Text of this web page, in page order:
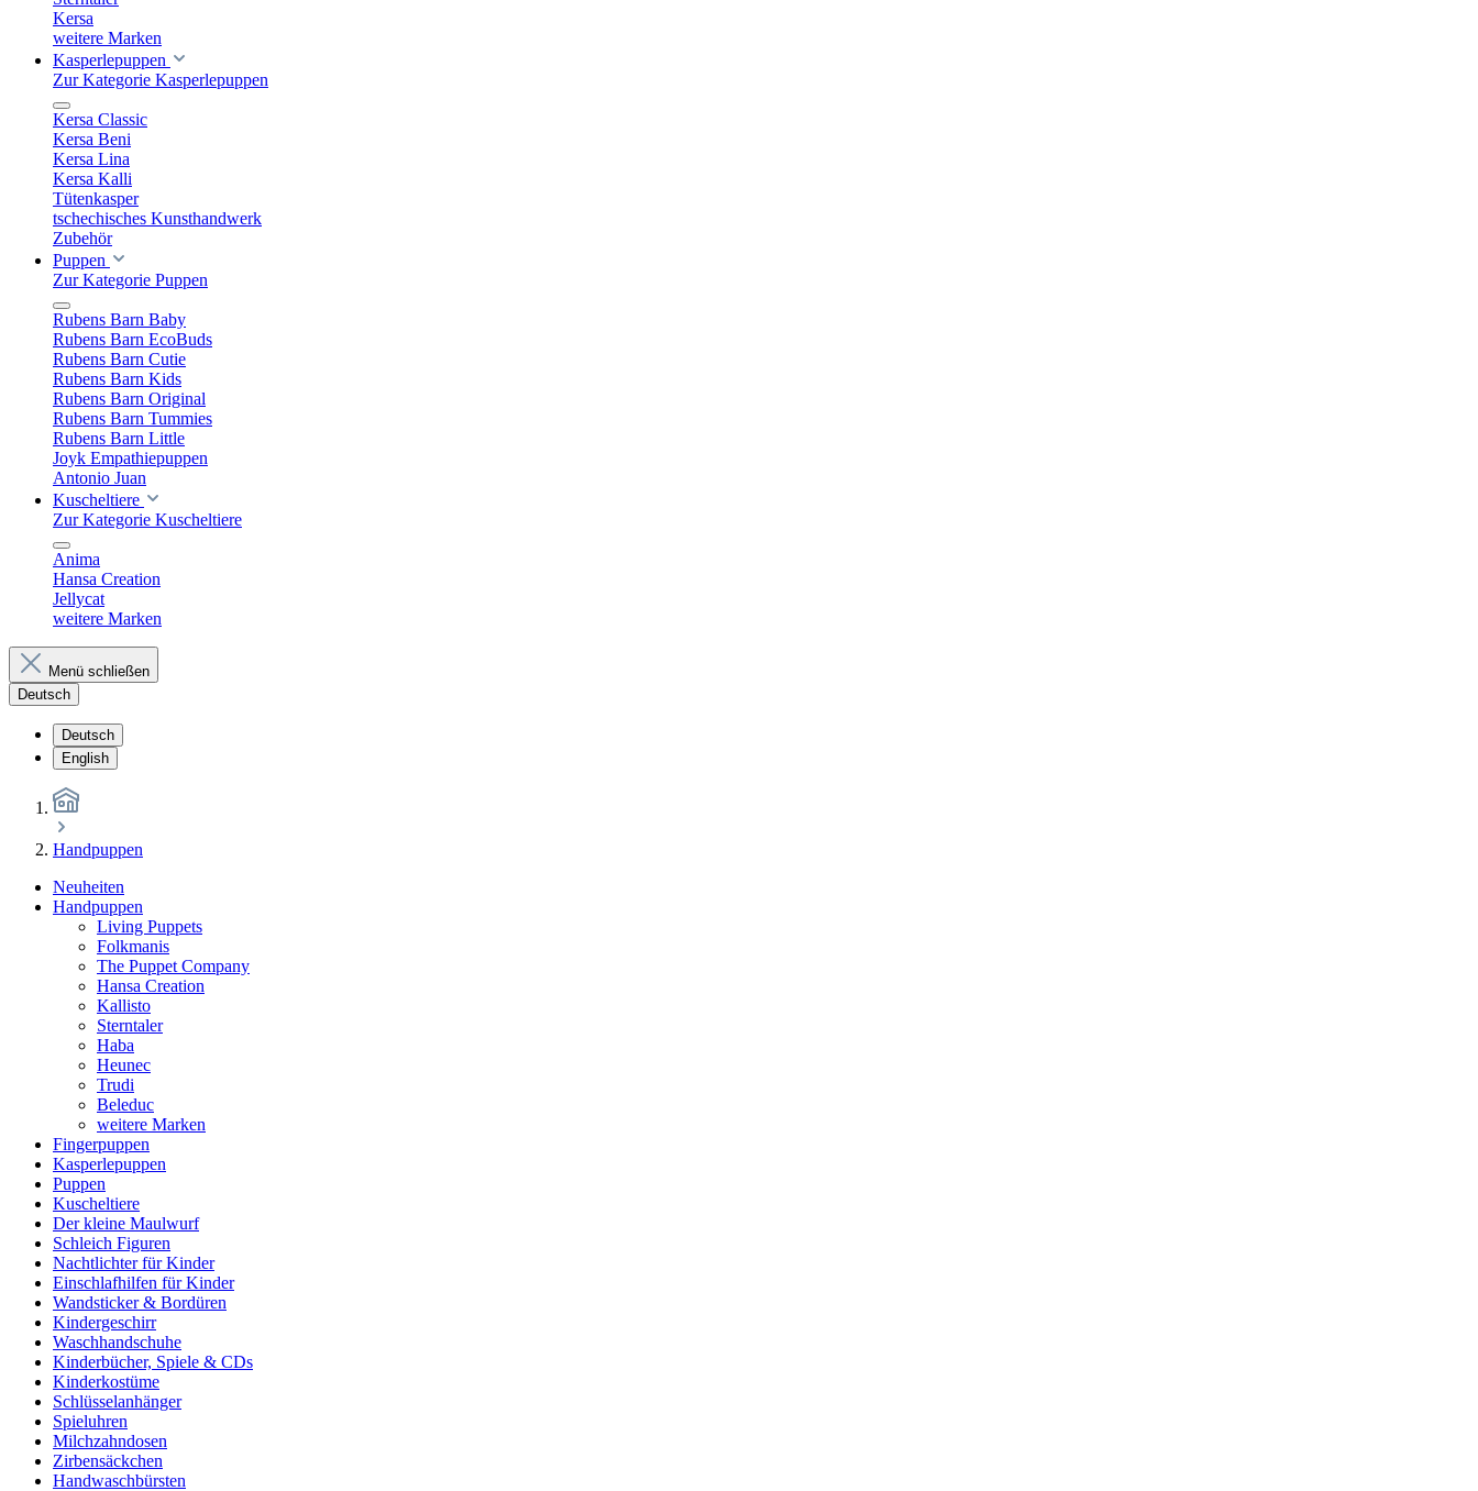
Kersa
weitere Marken
Kasperlepuppen
Zur Kategorie Kasperlepuppen
Kersa Classic
Kersa Beni
Kersa Lina
Kersa Kalli
Tütenkasper
tschechisches Kunsthandwerk
Zubehör
Puppen
Zur Kategorie Puppen
Rubens Barn Baby
Rubens Barn EcoBuds
Rubens Barn Cutie
Rubens Barn Kids
Rubens Barn Original
Rubens Barn Tummies
Rubens Barn Little
Joyk Empathiepuppen
Antonio Juan
Kuscheltiere
Zur Kategorie Kuscheltiere
Anima
Hansa Creation
Jellycat
weitere Marken
Menü schließen
Deutsch
Deutsch
English
Handpuppen
Neuheiten
Handpuppen
Living Puppets
Folkmanis
The Puppet Company
Hansa Creation
Kallisto
Sterntaler
Haba
Heunec
Trudi
Beleduc
weitere Marken
Fingerpuppen
Kasperlepuppen
Puppen
Kuscheltiere
Der kleine Maulwurf
Schleich Figuren
Nachtlichter für Kinder
Einschlafhilfen für Kinder
Wandsticker & Bordüren
Kindergeschirr
Waschhandschuhe
Kinderbücher, Spiele & CDs
Kinderkostüme
Schlüsselanhänger
Spieluhren
Milchzahndosen
Zirbensäckchen
Handwaschbürsten